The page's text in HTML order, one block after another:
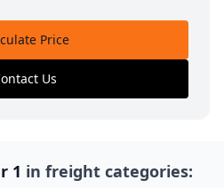
Price
Us
1 in freight categories: